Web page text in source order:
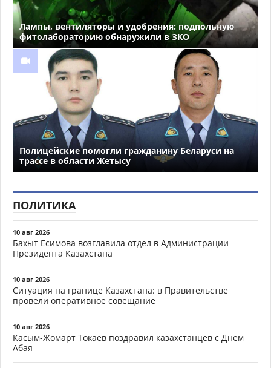
Лампы, вентиляторы и удобрения: подпольную
фитолабораторию обнаружили в ЗКО
Полицейские помогли гражданину Беларуси на
трассе в области Жетысу
ПОЛИТИКА
10 авг 2026
Бахыт Есимова возглавила отдел в Администрации
Президента Казахстана
10 авг 2026
Ситуация на границе Казахстана: в Правительстве
провели оперативное совещание
10 авг 2026
Касым-Жомарт Токаев поздравил казахстанцев с Днём
Абая